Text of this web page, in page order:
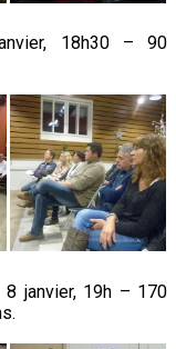
18h30 – 90
8 janvier, 19h – 170